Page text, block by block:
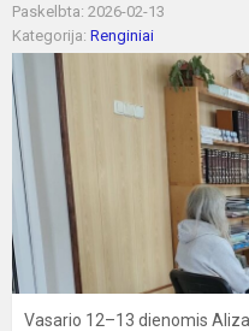
Paskelbta: 2026-02-13
Kategorija: Renginiai
Vasario 12–13 dienomis